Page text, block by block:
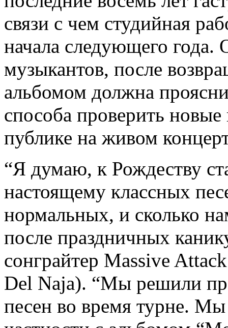
связи с чем студийная
начала следующего
музыкантов, после
альбомом должна
способа проверить
публике на живом
“Я думаю, к Рождеству
настоящему классных
нормальных, и сколько
после праздничных
сонграйтер Massive
Del Naja). “Мы решили
песен во время турне.